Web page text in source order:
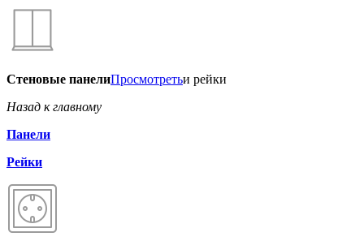
Стеновые панелиПросмотретьи рейки
Назад к главному
Панели
Рейки